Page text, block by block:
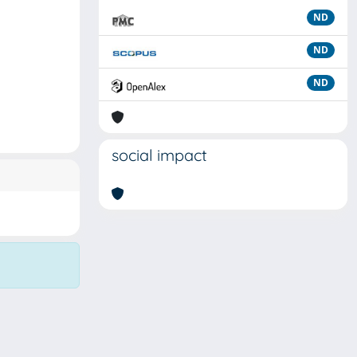
ND
ND
ND
social impact